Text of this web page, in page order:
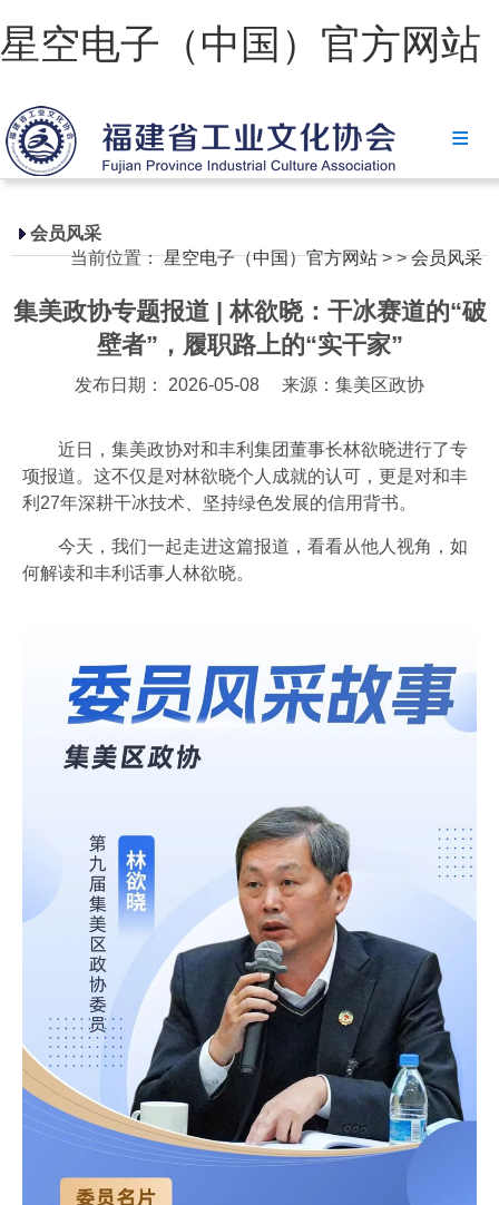
星空电子（中国）官方网站
星空电子（中国）官方网站
协会简介
星空电子（中国）官方网站
省级政策
工业视频
会员风采
协会月刊
会员风采
当前位置：星空电子（中国）官方网站>>会员风采
集美政协专题报道 | 林欲晓：干冰赛道的“破
壁者”，履职路上的“实干家”
发布日期： 2026-05-08 来源：集美区政协
近日，集美政协对和丰利集团董事长林欲晓进行了专
项报道。这不仅是对林欲晓个人成就的认可，更是对和丰
利27年深耕干冰技术、坚持绿色发展的信用背书。
今天，我们一起走进这篇报道，看看从他人视角，如
何解读和丰利话事人林欲晓。